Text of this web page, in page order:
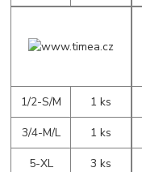
1/2-S/M
1 ks
3/4-M/L
1 ks
5-XL
3 ks